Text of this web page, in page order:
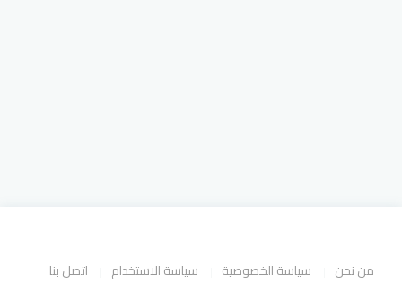
من نحن سياسة الخصوصية سياسة الاستخدام اتصل بنا